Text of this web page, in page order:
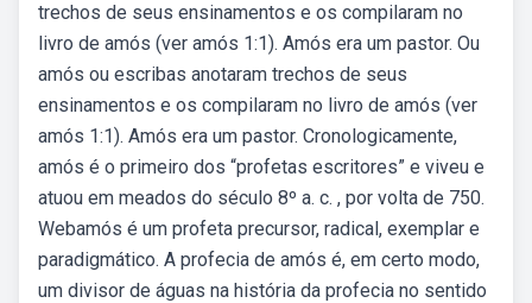
trechos de seus ensinamentos e os compilaram no
livro de amós (ver amós 1:1). Amós era um pastor. Ou
amós ou escribas anotaram trechos de seus
ensinamentos e os compilaram no livro de amós (ver
amós 1:1). Amós era um pastor. Cronologicamente,
amós é o primeiro dos “profetas escritores” e viveu e
atuou em meados do século 8º a. c. , por volta de 750.
Webamós é um profeta precursor, radical, exemplar e
paradigmático. A profecia de amós é, em certo modo,
um divisor de águas na história da profecia no sentido